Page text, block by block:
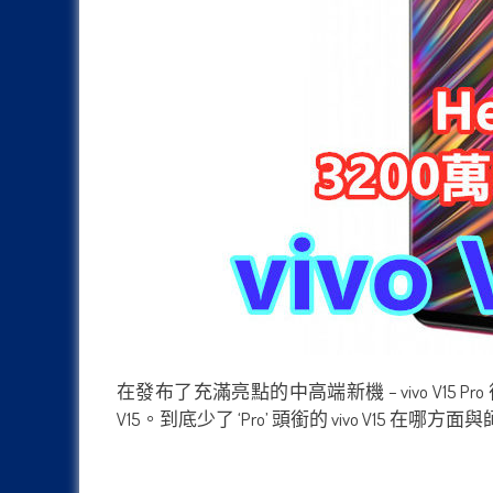
在發布了充滿亮點的中高端新機 – vivo V15
V15。到底少了 ‘Pro’ 頭銜的 vivo V15 在哪